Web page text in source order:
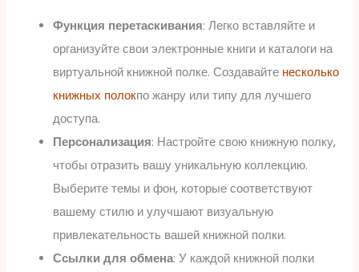
Функция перетаскивания: Легко вставляйте и
организуйте свои электронные книги и каталоги на
виртуальной книжной полке. Создавайте несколько
книжных полокпо жанру или типу для лучшего
доступа.
Персонализация: Настройте свою книжную полку,
чтобы отразить вашу уникальную коллекцию.
Выберите темы и фон, которые соответствуют
вашему стилю и улучшают визуальную
привлекательность вашей книжной полки.
Ссылки для обмена: У каждой книжной полки